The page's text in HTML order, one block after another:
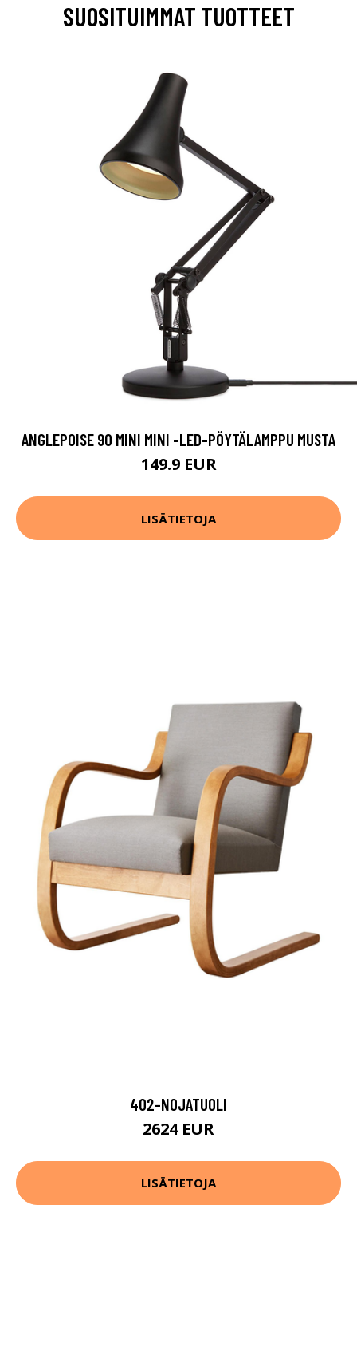
SUOSITUIMMAT TUOTTEET
ANGLEPOISE 90 MINI MINI -LED-PÖYTÄLAMPPU MUSTA
149.9 EUR
LISÄTIETOJA
402-NOJATUOLI
2624 EUR
LISÄTIETOJA